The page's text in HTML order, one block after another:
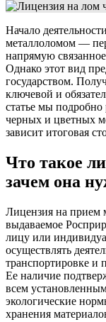
Начало
металлоломом —
напрямую
Однако этот вид
государством.
ключевой и
статье мы подробно
черных и цветных
зависит итоговая
Что такое
зачем она
Лицензия на прием
выдаваемое
лицу или
осуществлять
транспортировке и
Ее наличие
всем
экологические
хранения